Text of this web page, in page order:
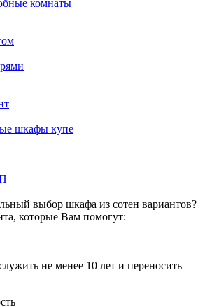
комнаты
шкафы купе
выбор шкафа из сотен вариантов?
которые Вам помогут:
не менее 10 лет и переносить